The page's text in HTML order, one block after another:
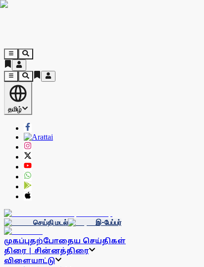
தமிழ்
செய்தி மடல் இ-பேப்பர்
முகப்புதற்போதைய செய்திகள்
திரை | சின்னத்திரை
விளையாட்டு